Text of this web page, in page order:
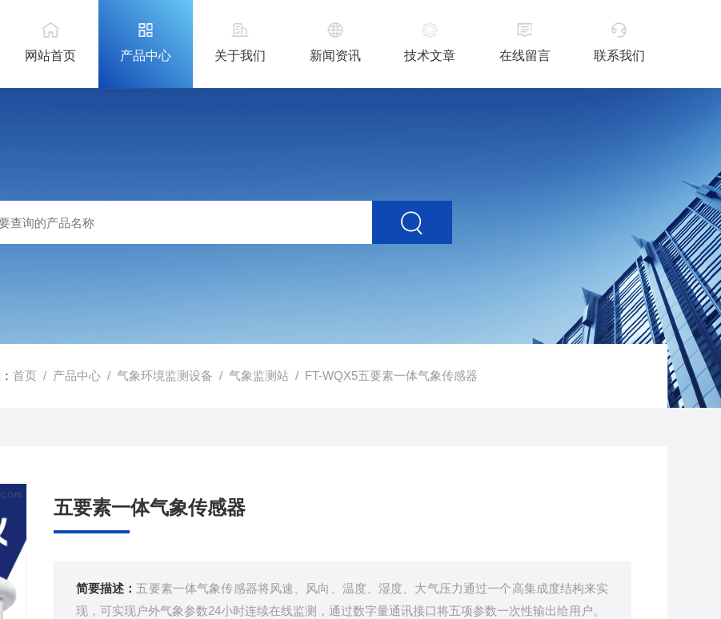
网站首页 产品中心 关于我们 新闻资讯 技术文章 在线留言 联系我们
首页 / 产品中心 /气象环境监测设备 /气象监测站 / FT-WQX5五要素一体气象传感器
五要素一体气象传感器
简要描述： 五要素一体气象传感器将风速、风向、温度、湿度、大气压力通过一个高集成度结构来实
现，可实现户外气象参数24小时连续在线监测，通过数字量通讯接口将五项参数一次性输出给用户。